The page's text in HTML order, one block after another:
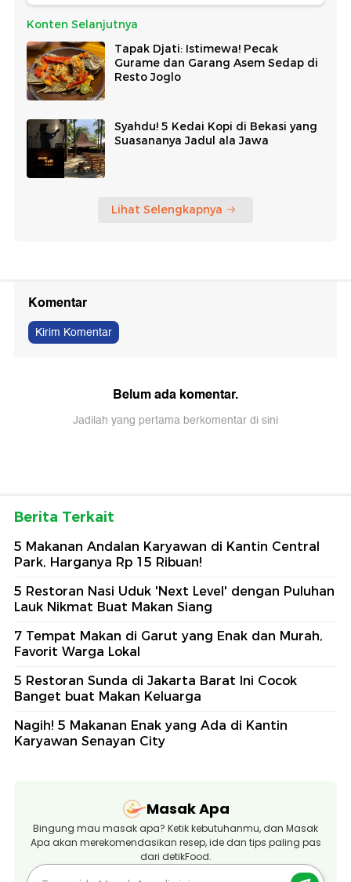
Konten Selanjutnya
Tapak Djati: Istimewa! Pecak
Gurame dan Garang Asem Sedap di
Resto Joglo
Syahdu! 5 Kedai Kopi di Bekasi yang
Suasananya Jadul ala Jawa
Lihat Selengkapnya
Komentar
Kirim Komentar
Belum ada komentar.
Jadilah yang pertama berkomentar di sini
Berita Terkait
5 Makanan Andalan Karyawan di Kantin Central
Park, Harganya Rp 15 Ribuan!
5 Restoran Nasi Uduk 'Next Level' dengan Puluhan
Lauk Nikmat Buat Makan Siang
7 Tempat Makan di Garut yang Enak dan Murah,
Favorit Warga Lokal
5 Restoran Sunda di Jakarta Barat Ini Cocok
Banget buat Makan Keluarga
Nagih! 5 Makanan Enak yang Ada di Kantin
Karyawan Senayan City
Masak Apa
Bingung mau masak apa? Ketik kebutuhanmu, dan Masak
Apa akan merekomendasikan resep, ide dan tips paling pas
dari detikFood.